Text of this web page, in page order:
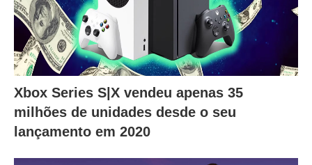
Xbox Series S|X vendeu apenas 35
milhões de unidades desde o seu
lançamento em 2020